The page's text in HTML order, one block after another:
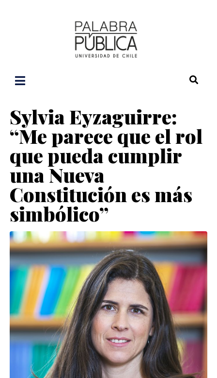
Sylvia Eyzaguirre:
“Me parece que el rol
que pueda cumplir
una Nueva
Constitución es más
simbólico”